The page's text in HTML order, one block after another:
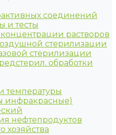
соединений
и тесты
растворов
стерилизации
стерилизации
обработки
температуры
инфракрасные)
нефтепродуктов
хозяйства